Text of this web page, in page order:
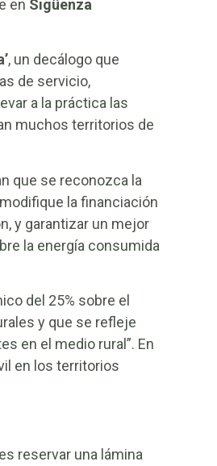
en Sigüenza
, un decálogo que
de servicio,
a la práctica las
muchos territorios de
que se reconozca la
la financiación
y garantizar un mejor
la energía consumida
del 25% sobre el
y que se refleje
en el medio rural”. En
en los territorios
reservar una lámina